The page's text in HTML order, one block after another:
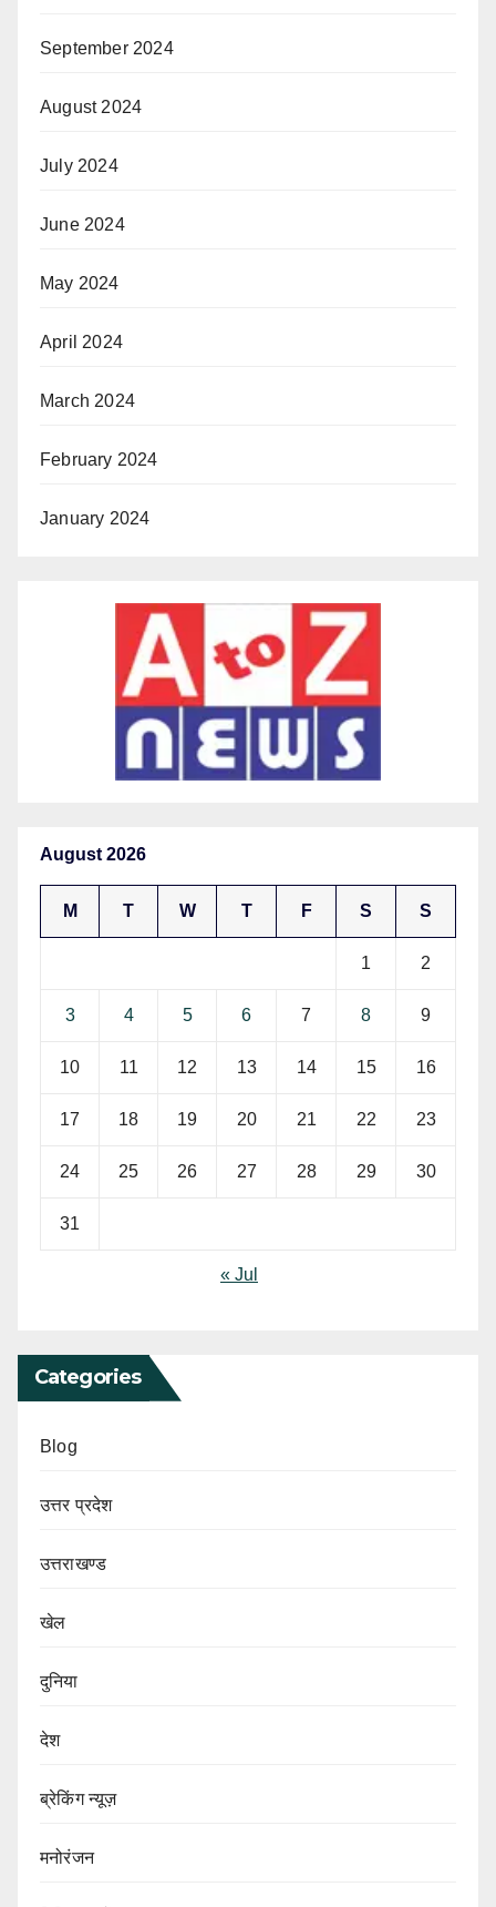
September 2024
August 2024
July 2024
June 2024
May 2024
April 2024
March 2024
February 2024
January 2024
August 2026
M T W T F S S
1 2
3 4 5 6 7 8 9
10 11 12 13 14 15 16
17 18 19 20 21 22 23
24 25 26 27 28 29 30
31
« Jul
Categories
Blog
उत्तर प्रदेश
उत्तराखण्ड
खेल
दुनिया
देश
ब्रेकिंग न्यूज़
मनोरंजन